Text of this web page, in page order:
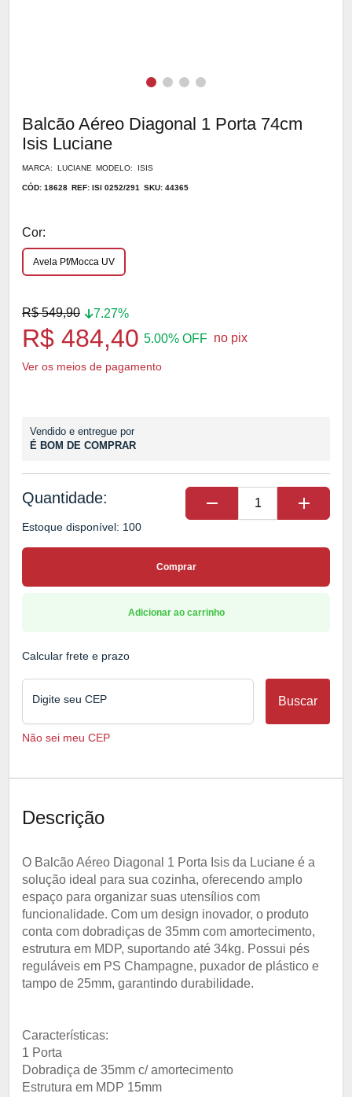
Balcão Aéreo Diagonal 1 Porta 74cm
Isis Luciane
MARCA: LUCIANE MODELO: ISIS
CÓD: 18628 REF: ISI 0252/291 SKU: 44365
Cor:
Avela Pf/Mocca UV
R$ 549,90 7.27%
R$ 484,40 5.00% OFF no pix
Ver os meios de pagamento
Vendido e entregue por
É BOM DE COMPRAR
Quantidade: remove add
Estoque disponível: 100
Comprar
Adicionar ao carrinho
Calcular frete e prazo
Digite seu CEP Buscar
Não sei meu CEP
Descrição
O Balcão Aéreo Diagonal 1 Porta Isis da Luciane é a
solução ideal para sua cozinha, oferecendo amplo
espaço para organizar suas utensílios com
funcionalidade. Com um design inovador, o produto
conta com dobradiças de 35mm com amortecimento,
estrutura em MDP, suportando até 34kg. Possui pés
reguláveis em PS Champagne, puxador de plástico e
tampo de 25mm, garantindo durabilidade.
Características:
1 Porta
Dobradiça de 35mm c/ amortecimento
Estrutura em MDP 15mm